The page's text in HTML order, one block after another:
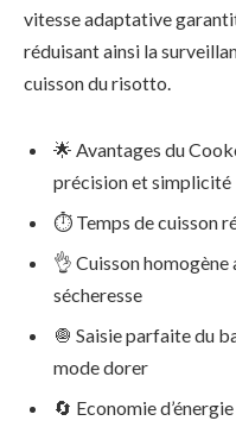
vitesse adaptative
réduisant ainsi la
cuisson du risotto.
🌟 Avantages du
précision et simplicité
⏱ Temps de cuisson
👌 Cuisson homogène
sécheresse
🧅 Saisie parfaite du
mode dorer
🔄 Economie